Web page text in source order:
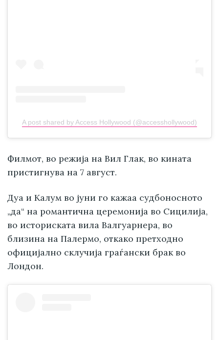
A post shared by Access Hollywood (@accesshollywood)
Филмот, во режија на Вил Глак, во кината
пристигнува на 7 август.
Дуа и Калум во јуни го кажаа судбоносното
„да“ на романтична церемонија во Сицилија,
во историската вила Валгуарнера, во
близина на Палермо, откако претходно
официјално склучија граѓански брак во
Лондон.